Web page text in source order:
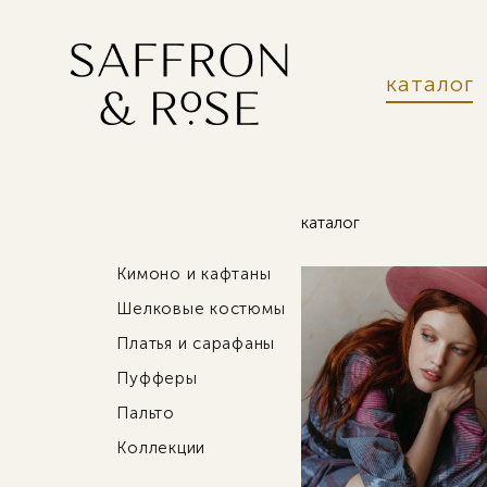
каталог
Кимоно и кафтаны
Шелковые костюмы
Платья и сарафаны
Пуфферы
Пальто
Коллекции
каталог